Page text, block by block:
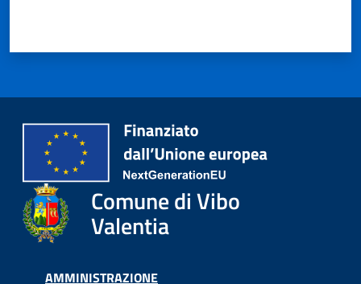
Comune di Vibo
Valentia
AMMINISTRAZIONE